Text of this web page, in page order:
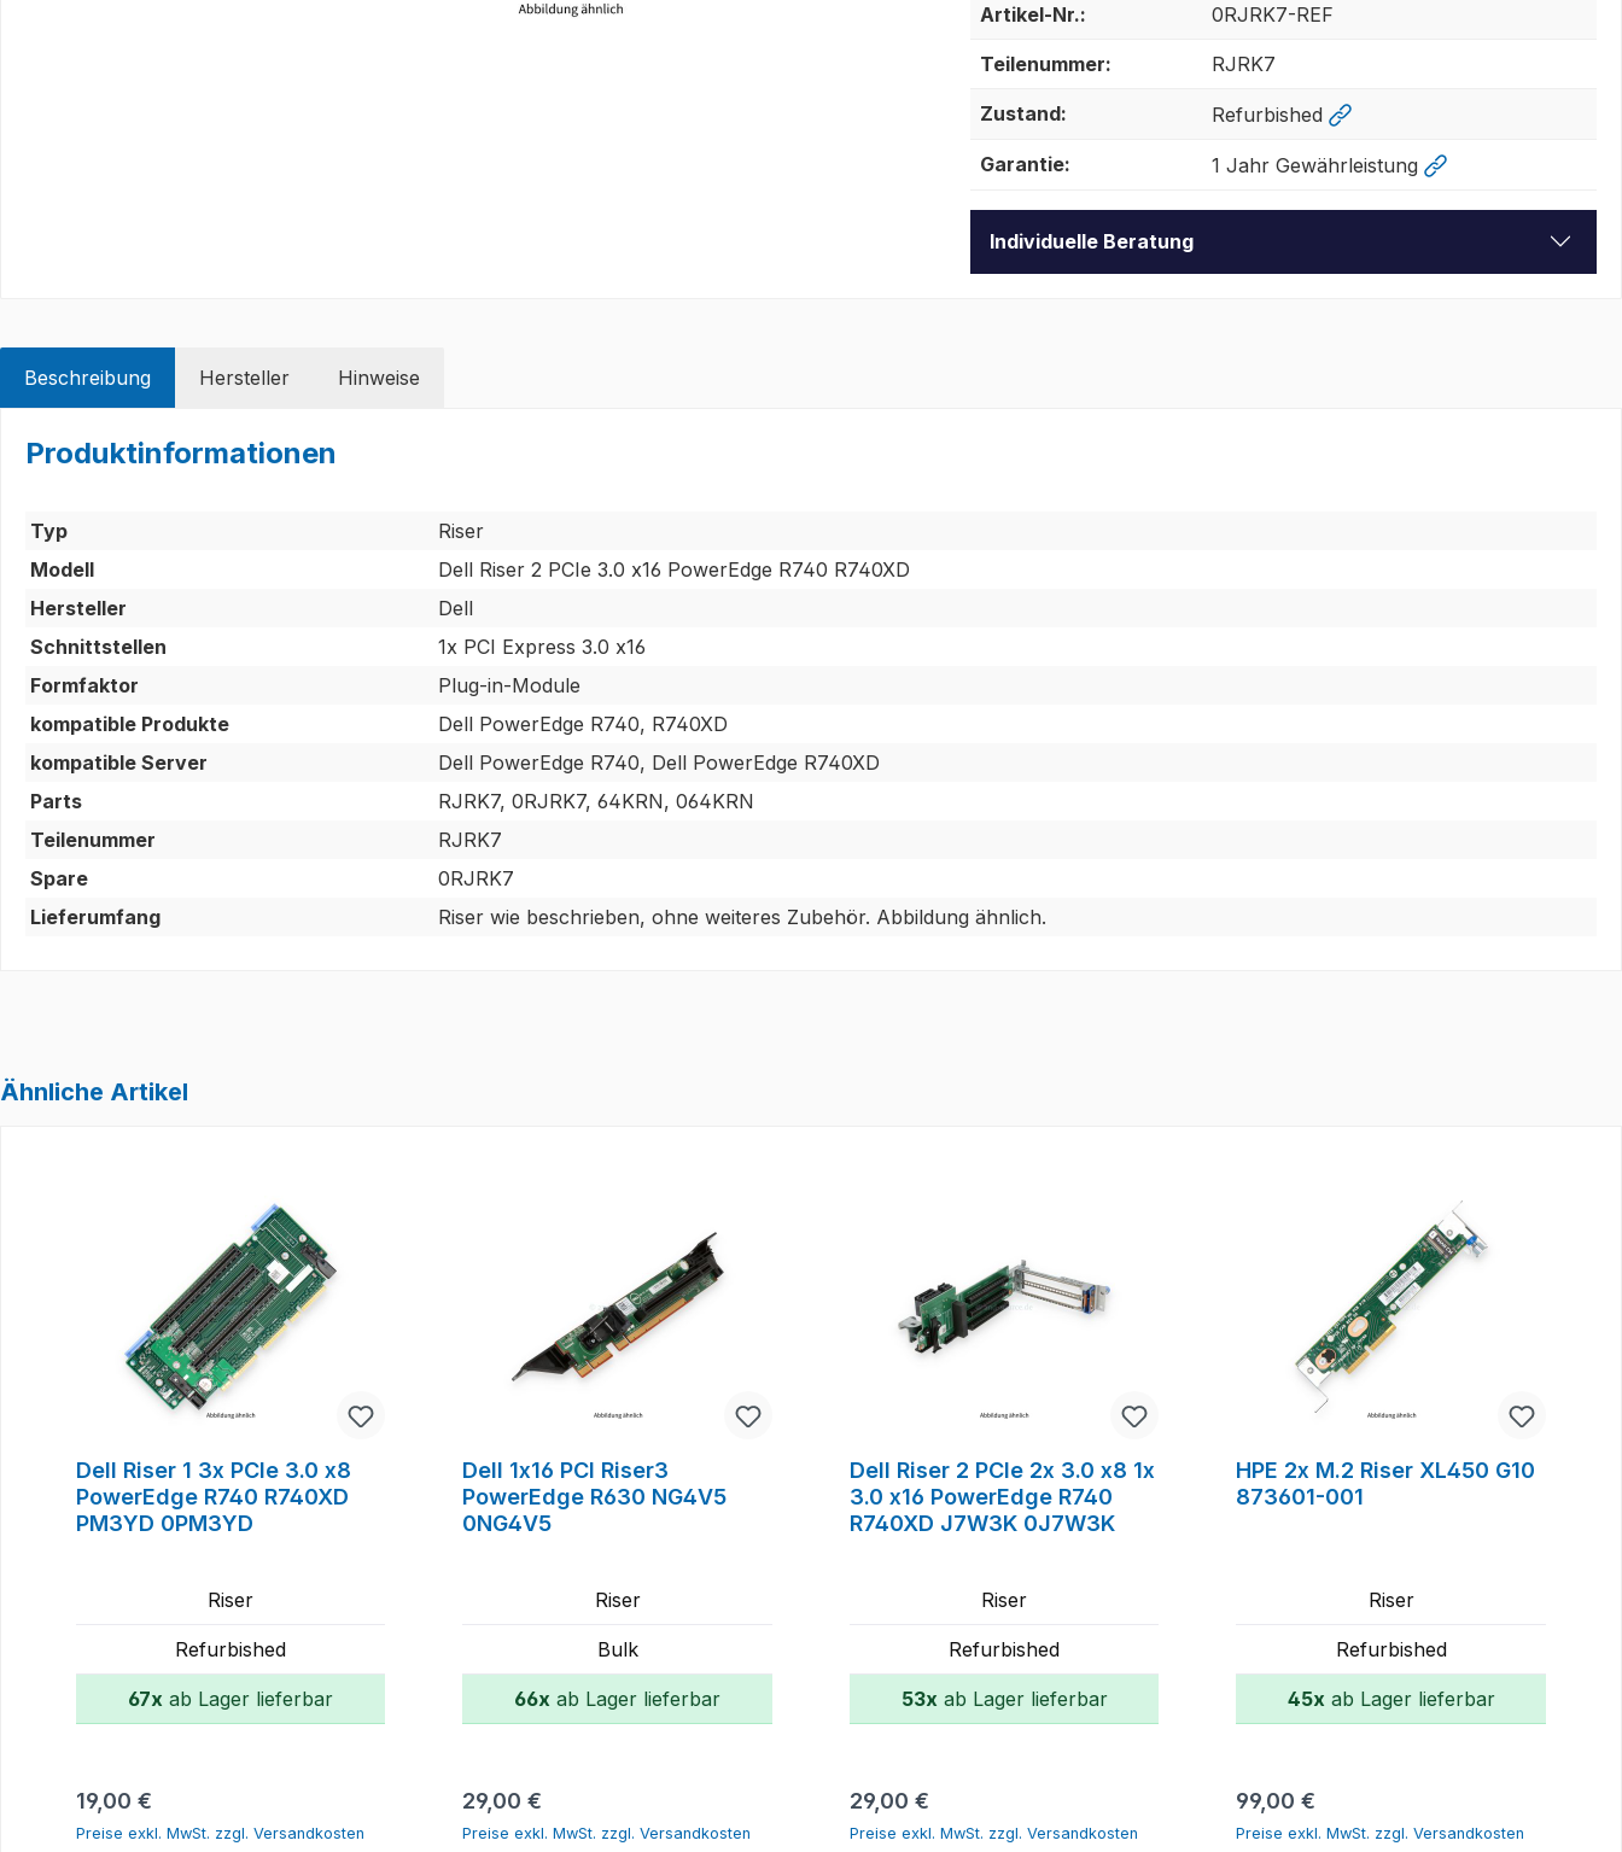
Artikel-Nr.: 0RJRK7-REF
Teilenummer: RJRK7
Zustand: Refurbished
Garantie: 1 Jahr Gewährleistung
Individuelle Beratung
Beschreibung Hersteller Hinweise
Produktinformationen
Typ
Riser
Modell
Dell Riser 2 PCIe 3.0 x16 PowerEdge R740 R740XD
Hersteller
Dell
Schnittstellen
1x PCI Express 3.0 x16
Formfaktor
Plug-in-Module
kompatible Produkte
Dell PowerEdge R740, R740XD
kompatible Server
Dell PowerEdge R740, Dell PowerEdge R740XD
Parts
RJRK7, 0RJRK7, 64KRN, 064KRN
Teilenummer
RJRK7
Spare
0RJRK7
Lieferumfang
Riser wie beschrieben, ohne weiteres Zubehör. Abbildung ähnlich.
Ähnliche Artikel
Dell Riser 1 3x PCIe 3.0 x8
PowerEdge R740 R740XD
PM3YD 0PM3YD
Riser
Refurbished
67x ab Lager lieferbar
Regulärer Preis:
19,00 €
Preise exkl. MwSt. zzgl. Versandkosten
Dell 1x16 PCI Riser3
PowerEdge R630 NG4V5
0NG4V5
Riser
Bulk
66x ab Lager lieferbar
Regulärer Preis:
29,00 €
Preise exkl. MwSt. zzgl. Versandkosten
Dell Riser 2 PCIe 2x 3.0 x8 1x
3.0 x16 PowerEdge R740
R740XD J7W3K 0J7W3K
Riser
Refurbished
53x ab Lager lieferbar
Regulärer Preis:
29,00 €
Preise exkl. MwSt. zzgl. Versandkosten
HPE 2x M.2 Riser XL450 G10
873601-001
Riser
Refurbished
45x ab Lager lieferbar
Regulärer Preis:
99,00 €
Preise exkl. MwSt. zzgl. Versandkosten